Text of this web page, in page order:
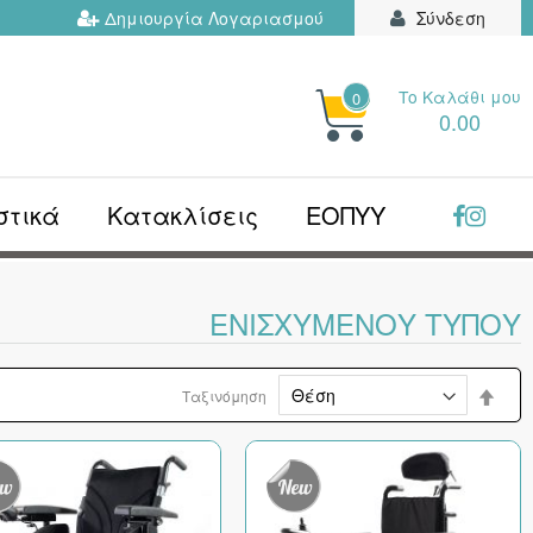
Σύνδεση
Δημιουργία Λογαριασμού
Το Kαλάθι μου
0.00
0
Κατακλίσεις ΕΟΠΥΥ
ΕΝΙΣΧΥΜΈΝΟΥ ΤΎΠΟΥ
Ταξινόμηση